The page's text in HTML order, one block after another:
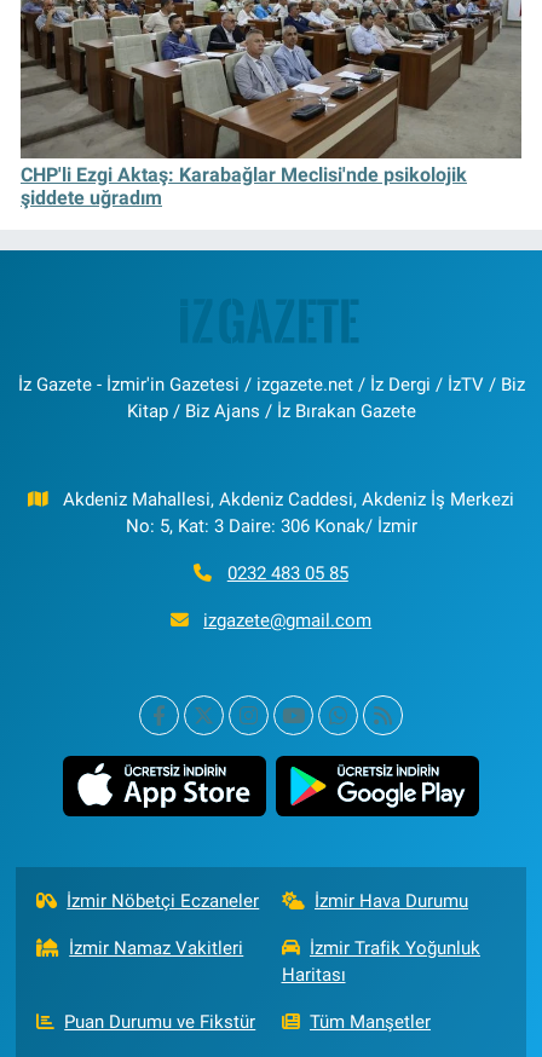
CHP'li Ezgi Aktaş: Karabağlar Meclisi'nde psikolojik
şiddete uğradım
İz Gazete - İzmir'in Gazetesi / izgazete.net / İz Dergi / İzTV / Biz
Kitap / Biz Ajans / İz Bırakan Gazete
Akdeniz Mahallesi, Akdeniz Caddesi, Akdeniz İş Merkezi
No: 5, Kat: 3 Daire: 306 Konak/ İzmir
0232 483 05 85
izgazete@gmail.com
İzmir Nöbetçi Eczaneler İzmir Hava Durumu
İzmir Namaz Vakitleri
İzmir Trafik Yoğunluk
Haritası
Puan Durumu ve Fikstür Tüm Manşetler